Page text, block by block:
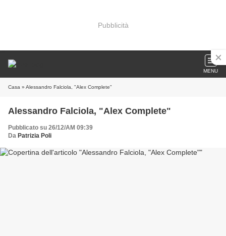
Pubblicità
MENU
Casa » Alessandro Falciola, "Alex Complete"
Alessandro Falciola, "Alex Complete"
Pubblicato su 26/12/AM 09:39
Da Patrizia Poli